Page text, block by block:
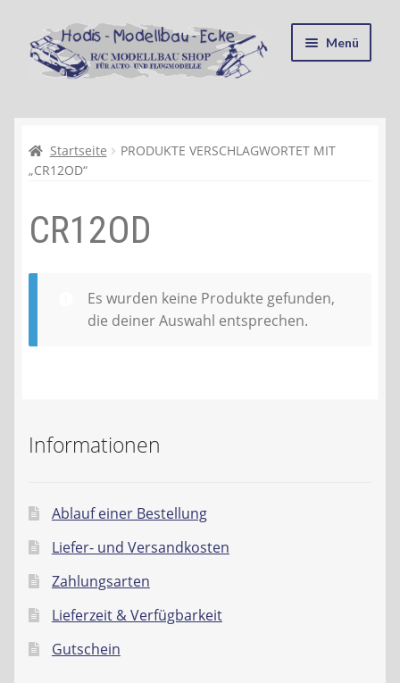
Zur
Navigation
springen
Zum
Inhalt
springen
Menü
Kasse
Recycling, Entsorgung und Umwelt
Warenkorb
Liefer- und Versandkosten
Gutschein
Batterien- und Akku Verordnung
Startseite
PRODUKTE VERSCHLAGWORTET MIT
„CR12OD“
CR12OD
Es wurden keine Produkte gefunden,
die deiner Auswahl entsprechen.
Informationen
Ablauf einer Bestellung
Liefer- und Versandkosten
Zahlungsarten
Lieferzeit & Verfügbarkeit
Gutschein